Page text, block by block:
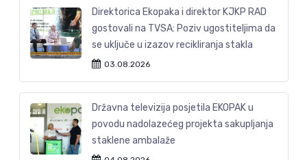
Direktorica Ekopaka i direktor KJKP RAD
gostovali na TVSA: Poziv ugostiteljima da
se uključe u izazov recikliranja stakla
03.08.2026
Državna televizija posjetila EKOPAK u
povodu nadolazećeg projekta sakupljanja
staklene ambalaže